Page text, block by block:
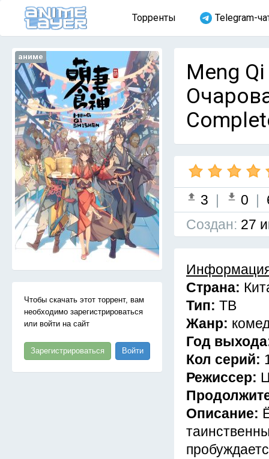
Торренты Telegram-
аниме
Чтобы скачать этот торрент, вам
необходимо зарегистрироваться
или войти на сайт
Зарегистрироваться Войти
Meng
3 | 0 |
Cоздан: 27
Страна:
Тип: ТВ
Жанр:
Год
Кол серий:
Режиссер:
Описание: